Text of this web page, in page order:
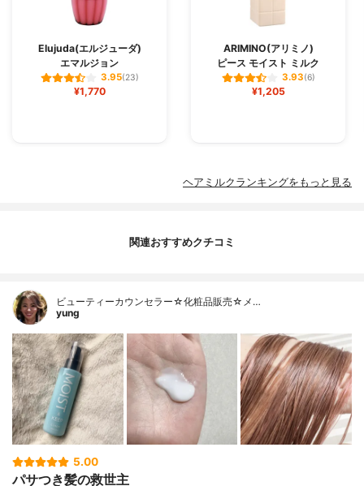
Elujuda(エルジューダ)
エマルジョン
3.95(23)
¥1,770
ARIMINO(アリミノ)
ピース モイスト ミルク
3.93(6)
¥1,205
ヘアミルクランキングをもっと見る
関連おすすめクチコミ
ビューティーカウンセラー☆化粧品販売☆メ…
yung
5.00
パサつき髪の救世主